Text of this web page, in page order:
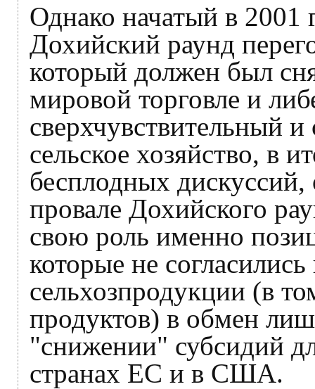
Однако начатый в 2001
Дохийский раунд
который должен был
мировой торговле и
сверхчувствительный
сельское хозяйство, в
бесплодных дискуссий,
провале Дохийского
свою роль именно
которые не
сельхозпродукции (в
продуктов) в обмен
"снижении" субсидий
странах ЕС и в США.